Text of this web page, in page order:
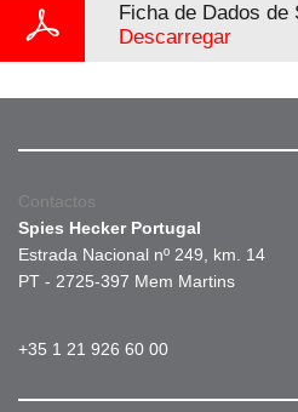
Ficha de Dados de
Descarregar
Contactos
Spies Hecker Portugal
Estrada Nacional nº 249, km. 14
PT - 2725-397 Mem Martins
+35 1 21 926 60 00